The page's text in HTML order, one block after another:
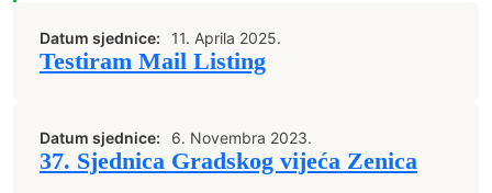
Datum sjednice: 11. Aprila 2025.
Testiram Mail Listing
Datum sjednice: 6. Novembra 2023.
37. Sjednica Gradskog vijeća Zenica